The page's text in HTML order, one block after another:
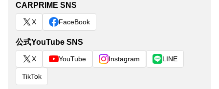
CARPRIME SNS
X FaceBook
公式YouTube SNS
X YouTube Instagram LINE
TikTok